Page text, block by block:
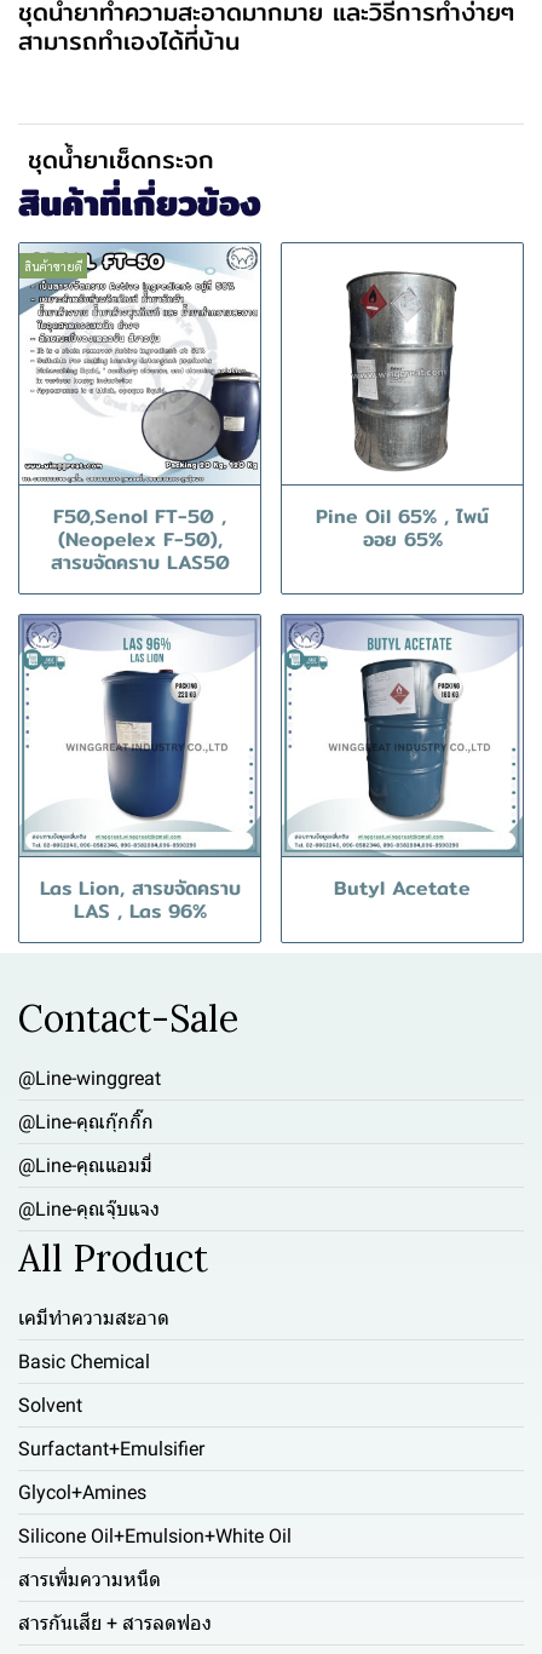
ชุดน้ำยาทำความสะอาดมากมาย และวิธีการทำง่ายๆ
สามารถทำเองได้ที่บ้าน
ชุดน้ำยาเช็ดกระจก
สินค้าที่เกี่ยวข้อง
สินค้าขายดี
F50,Senol FT-50 ,
(Neopelex F-50),
สารขจัดคราบ LAS50
Pine Oil 65% , ไพน์
ออย 65%
Las Lion, สารขจัดคราบ
LAS , Las 96%
Butyl Acetate
Contact-Sale
@Line-winggreat
@Line-คุณกุ๊กกิ๊ก
@Line-คุณแอมมี่
@Line-คุณจุ๊บแจง
All Product
เคมีทำความสะอาด
Basic Chemical
Solvent
Surfactant+Emulsifier
Glycol+Amines
Silicone Oil+Emulsion+White Oil
สารเพิ่มความหนืด
สารกันเสีย + สารลดฟอง